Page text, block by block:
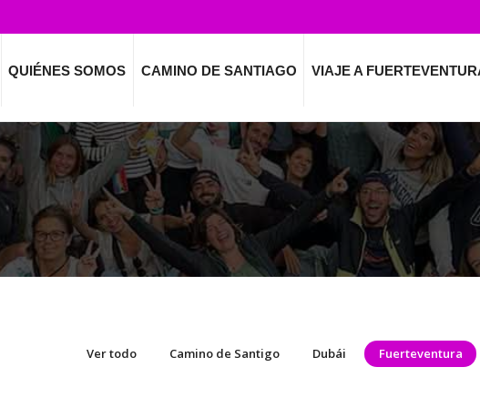
QUIÉNES SOMOS CAMINO DE SANTIAGO VIAJE A
Ver todo Camino de Santigo Dubái Fuerteventura